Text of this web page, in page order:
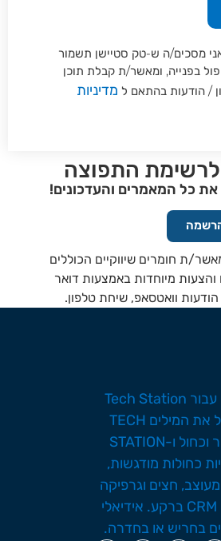
ה ש-טק סטיישן תשמור
ומאשר/ת קבלת תוכן
הודעות בהתאם למדיניות
התפוצה
כל המאמרים והעדכונים!
חומרים שיווקיים הכוללים
מיוחדות באמצעות דואר